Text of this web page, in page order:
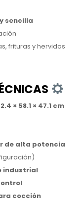
sencilla
frituras y hervidos
× 58.1 × 47.1 cm
de alta potencia
industrial
cocción